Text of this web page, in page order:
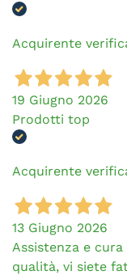
Acquirente
19 Giugno 2026
Prodotti top
Acquirente
13 Giugno 2026
Assistenza e
qualità, vi siete